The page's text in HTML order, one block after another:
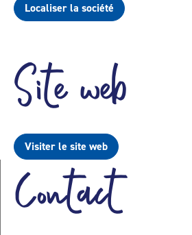
Localiser la société
Site web
Visiter le site web
Contact